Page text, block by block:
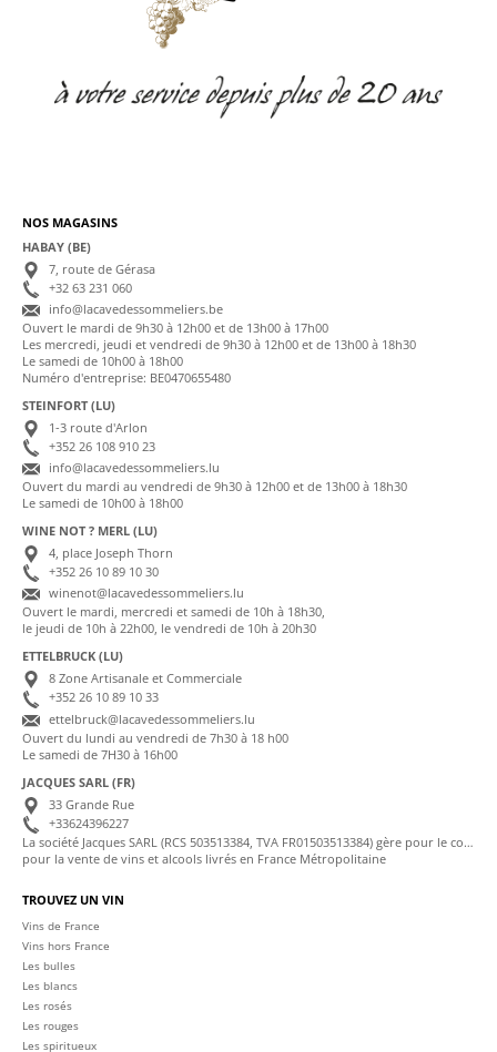
NOS MAGASINS
HABAY (BE)
7, route de Gérasa
+32 63 231 060
info@lacavedessommeliers.be
Ouvert le mardi de 9h30 à 12h00 et de 13h00 à 17h00
Les mercredi, jeudi et vendredi de 9h30 à 12h00 et de 13h00 à 18h30
Le samedi de 10h00 à 18h00
Numéro d'entreprise: BE0470655480
STEINFORT (LU)
1-3 route d'Arlon
+352 26 108 910 23
info@lacavedessommeliers.lu
Ouvert du mardi au vendredi de 9h30 à 12h00 et de 13h00 à 18h30
Le samedi de 10h00 à 18h00
WINE NOT ? MERL (LU)
4, place Joseph Thorn
+352 26 10 89 10 30
winenot@lacavedessommeliers.lu
Ouvert le mardi, mercredi et samedi de 10h à 18h30,
le jeudi de 10h à 22h00, le vendredi de 10h à 20h30
ETTELBRUCK (LU)
8 Zone Artisanale et Commerciale
+352 26 10 89 10 33
ettelbruck@lacavedessommeliers.lu
Ouvert du lundi au vendredi de 7h30 à 18 h00
Le samedi de 7H30 à 16h00
JACQUES SARL (FR)
33 Grande Rue
+33624396227
La société Jacques SARL (RCS 503513384, TVA FR01503513384) gère pour le compte de La Cave des Sommeliers les transactions bancaires et la facturation
pour la vente de vins et alcools livrés en France Métropolitaine
TROUVEZ UN VIN
Vins de France
Vins hors France
Les bulles
Les blancs
Les rosés
Les rouges
Les spiritueux